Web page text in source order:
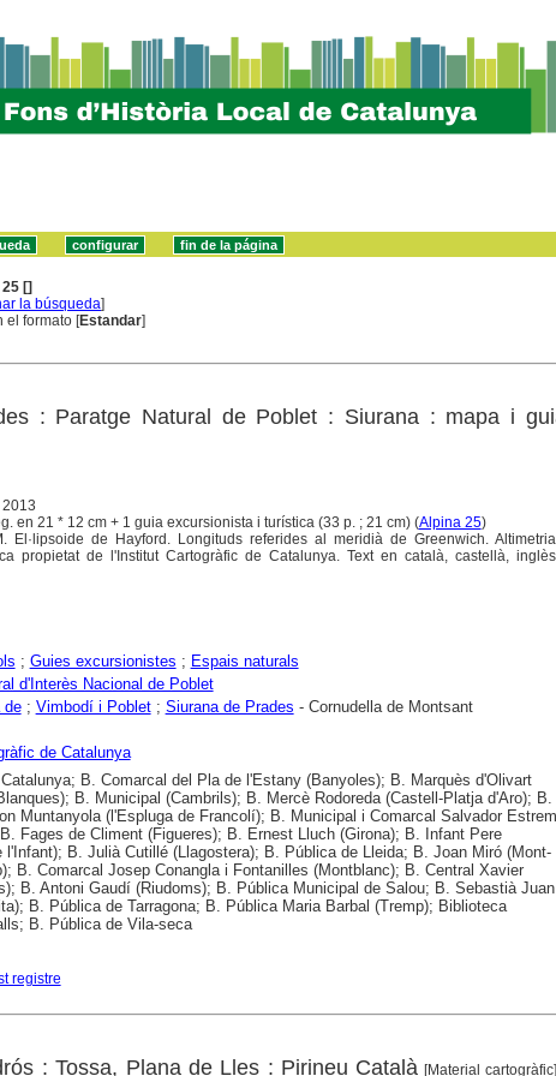
25 []
la búsqueda]
el formato [Estandar]
: Paratge Natural de Poblet : Siurana : mapa i
en 21 * 12 cm + 1 guia excursionista i turística (33 p. ; 21 cm) (Alpina 25)
El·lipsoide de Hayford. Longituds referides al meridià de Greenwich.
propietat de l'Institut Cartogràfic de Catalunya. Text en català, castellà,
; Guies excursionistes ; Espais naturals
d'Interès Nacional de Poblet
de; Vimbodí i Poblet; Siurana de Prades - Cornudella de Montsant
de Catalunya
B. Comarcal del Pla de l'Estany (Banyoles); B. Marquès d'Olivart
B. Municipal (Cambrils); B. Mercè Rodoreda (Castell-Platja d'Aro); B.
Muntanyola (l'Espluga de Francolí); B. Municipal i Comarcal Salvador Estrem
Fages de Climent (Figueres); B. Ernest Lluch (Girona); B. Infant Pere
l'Infant); B. Julià Cutillé (Llagostera); B. Pública de Lleida; B. Joan Miró (Mont-
B. Comarcal Josep Conangla i Fontanilles (Montblanc); B. Central Xavier
B. Antoni Gaudí (Riudoms); B. Pública Municipal de Salou; B. Sebastià Juan
B. Pública de Tarragona; B. Pública Maria Barbal (Tremp); Biblioteca
B. Pública de Vila-seca
registre
: Tossa, Plana de Lles : Pirineu Català [Material cartogràfic]